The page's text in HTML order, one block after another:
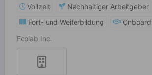
Vollzeit
Nachhaltiger Arbeitgeber
Fort- und Weiterbildung
Ecolab Inc.